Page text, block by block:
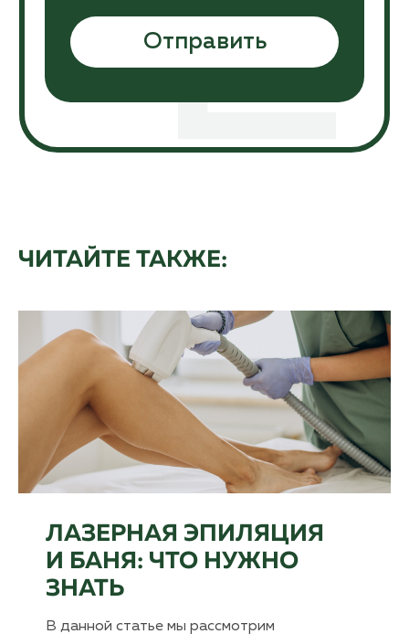
ЧИТАЙТЕ ТАКЖЕ:
ЛАЗЕРНАЯ ЭПИЛЯЦИЯ
И БАНЯ: ЧТО НУЖНО
ЗНАТЬ
В данной статье мы рассмотрим